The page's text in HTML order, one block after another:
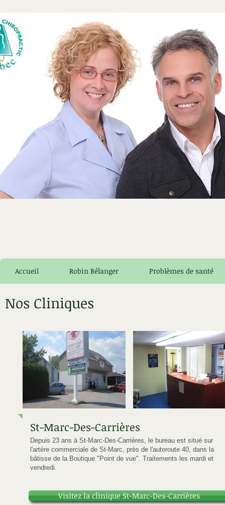
Accueil Robin Bélanger Problèmes de santé
Nos Cliniques
St-Marc-Des-Carrières
Depuis 23 ans à St-Marc-Des-Carrières, le bureau est situé sur
l'artère commerciale de St-Marc, près de l'autoroute 40, dans la
bâtisse de la Boutique "Point de vue". Traitements les mardi et
vendredi.
Visitez la clinique St-Marc-Des-Carrières